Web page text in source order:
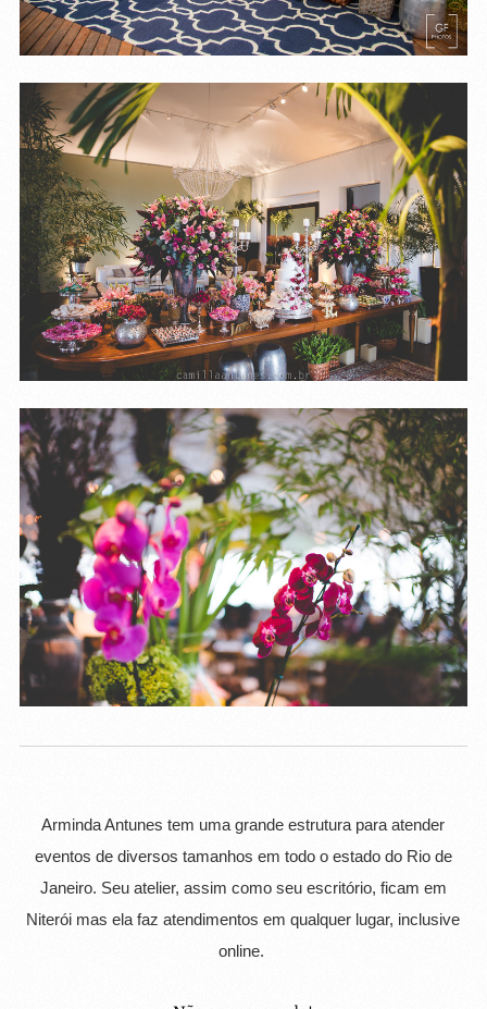
Arminda Antunes tem uma grande estrutura para atender
eventos de diversos tamanhos em todo o estado do Rio de
Janeiro. Seu atelier, assim como seu escritório, ficam em
Niterói mas ela faz atendimentos em qualquer lugar, inclusive
online.